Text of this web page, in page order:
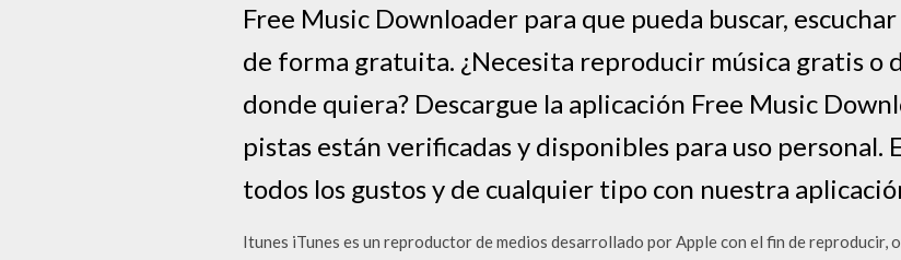
Free Music Downloader para que pueda buscar,
de forma gratuita. ¿Necesita reproducir música gratis o
donde quiera? Descargue la aplicación Free Music
pistas están verificadas y disponibles para uso personal.
todos los gustos y de cualquier tipo con nuestra
Itunes iTunes es un reproductor de medios desarrollado por Apple con el fin de reproducir,